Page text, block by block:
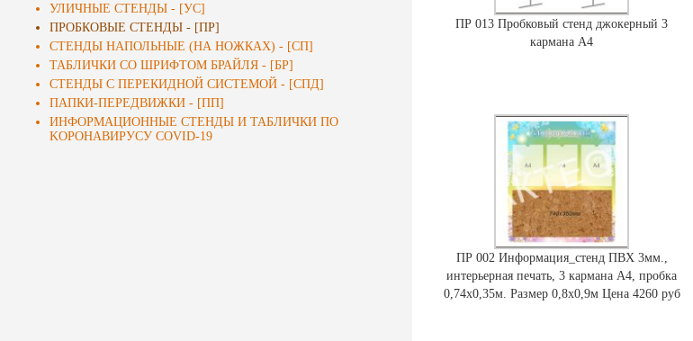
УЛИЧНЫЕ СТЕНДЫ - [УС]
ПРОБКОВЫЕ СТЕНДЫ - [ПР]
СТЕНДЫ НАПОЛЬНЫЕ (НА НОЖКАХ) - [СП]
ТАБЛИЧКИ СО ШРИФТОМ БРАЙЛЯ - [БР]
СТЕНДЫ С ПЕРЕКИДНОЙ СИСТЕМОЙ - [СПД]
ПАПКИ-ПЕРЕДВИЖКИ - [ПП]
ИНФОРМАЦИОННЫЕ СТЕНДЫ И ТАБЛИЧКИ ПО
KОРОНАВИРУСУ COVID-19
ПР 013 Пробковый стенд джокерный 3
кармана А4
ПР 002 Информация_стенд ПВХ 3мм.,
интерьерная печать, 3 кармана А4, пробка
0,74х0,35м. Размер 0,8х0,9м Цена 4260 руб